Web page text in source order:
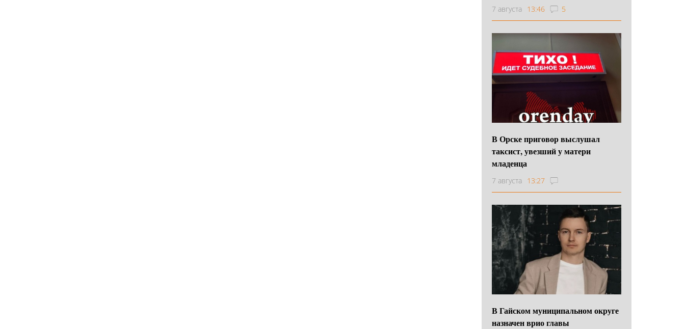
7 августа 13:46 5
В Орске приговор выслушал
таксист, увезший у матери
младенца
7 августа 13:27
В Гайском муниципальном округе
назначен врио главы